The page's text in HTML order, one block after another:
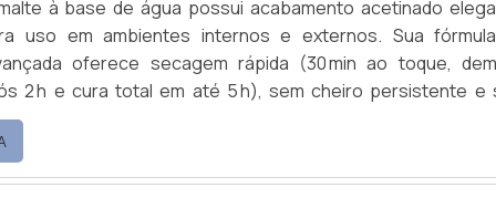
à base de água possui acabamento acetinado
uso em ambientes internos e externos. Sua
oferece secagem rápida (30 min ao toque,
2 h e cura total em até 5 h), sem cheiro persistente e
excelente cobertura e aderência a
— como madeira, metais ferrosos e não
galvanizado e PVC) —, além de garantir durabilidade